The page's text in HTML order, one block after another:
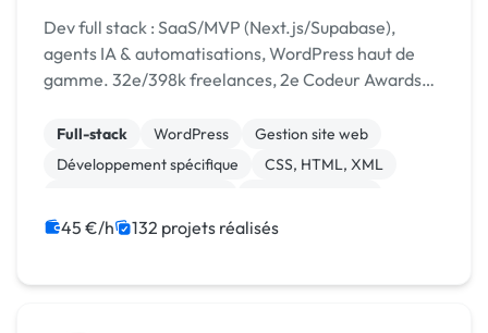
Dev full stack : SaaS/MVP (Next.js/Supabase),
agents IA & automatisations, WordPress haut de
gamme. 32e/398k freelances, 2e Codeur Awards
Full-stack WordPress
Gestion site web
Développement spécifique
CSS, HTML, XML
Admin système, sécurité
JavaScript
45 €/h 132 projets réalisés